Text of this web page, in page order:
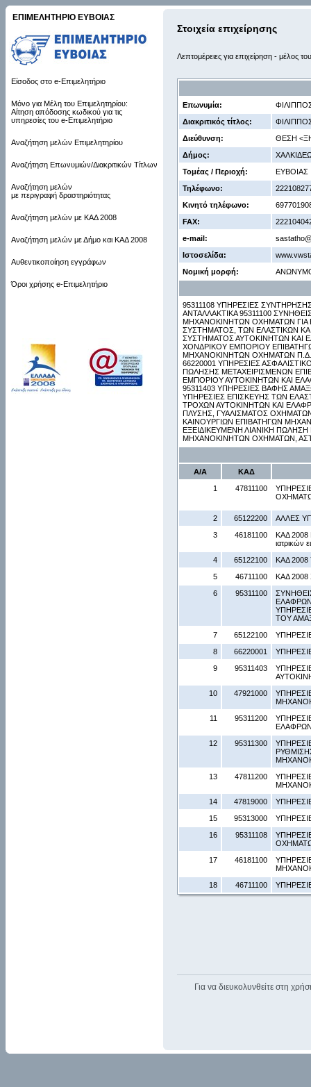
ΕΠΙΜΕΛΗΤΗΡΙΟ ΕΥΒΟΙΑΣ
Είσοδος στο e-Επιμελητήριο
Μόνο για Μέλη του Επιμελητηρίου:
Αίτηση απόδοσης κωδικού για τις
υπηρεσίες του e-Επιμελητήριο
Αναζήτηση μελών Επιμελητηρίου
Αναζήτηση Επωνυμιών/Διακριτικών Τίτλων
Αναζήτηση μελών
με περιγραφή δραστηριότητας
Αναζήτηση μελών με ΚΑΔ 2008
Αναζήτηση μελών με Δήμο και ΚΑΔ 2008
Αυθεντικοποίηση εγγράφων
Όροι χρήσης e-Επιμελητήριο
Στοιχεία επιχείρησης
Λεπτομέρειες για επιχείρηση - μέλος
Επωνυμία:
Διακριτικός τίτλος:
Διεύθυνση:
ΘΕΣΗ
Δήμος:
Τομέας / Περιοχή:
ΕΥΒΟΙΑΣ
Τηλέφωνο:
Κινητό τηλέφωνο:
FAX:
e-mail:
Ιστοσελίδα:
Νομική μορφή:
95311108 ΥΠΗΡΕΣΙΕΣ
ΑΝΤΑΛΛΑΚΤΙΚΑ 95311100
ΜΗΧΑΝΟΚΙΝΗΤΩΝ ΟΧΗΜΑΤΩΝ ΓΙΑ
ΣΥΣΤΗΜΑΤΟΣ, ΤΩΝ ΕΛΑΣΤΙΚΩΝ
ΣΥΣΤΗΜΑΤΟΣ ΑΥΤΟΚΙΝΗΤΩΝ ΚΑΙ
ΧΟΝΔΡΙΚΟΥ ΕΜΠΟΡΙΟΥ
ΜΗΧΑΝΟΚΙΝΗΤΩΝ ΟΧΗΜΑΤΩΝ
66220001 ΥΠΗΡΕΣΙΕΣ
ΠΩΛΗΣΗΣ ΜΕΤΑΧΕΙΡΙΣΜΕΝΩΝ
ΕΜΠΟΡΙΟΥ ΑΥΤΟΚΙΝΗΤΩΝ ΚΑΙ
95311403 ΥΠΗΡΕΣΙΕΣ ΒΑΦΗΣ
ΥΠΗΡΕΣΙΕΣ ΕΠΙΣΚΕΥΗΣ ΤΩΝ
ΤΡΟΧΩΝ ΑΥΤΟΚΙΝΗΤΩΝ ΚΑΙ
ΠΛΥΣΗΣ, ΓΥΑΛΙΣΜΑΤΟΣ ΟΧΗΜΑΤΩΝ
ΚΑΙΝΟΥΡΓΙΩΝ ΕΠΙΒΑΤΗΓΩΝ
ΕΞΕΙΔΙΚΕΥΜΕΝΗ ΛΙΑΝΙΚΗ
ΜΗΧΑΝΟΚΙΝΗΤΩΝ ΟΧΗΜΑΤΩΝ,
Α/Α
ΚΑΔ
1
47811100
2 65122200
ΑΛΛΕΣ
3
46181100
ΚΑΔ 2008
ιατρικών
4
65122100
ΚΑΔ 2008
5
46711100
ΚΑΔ 2008
6
95311100
ΤΟΥ
7
65122100
8
66220001
9
95311403
10
47921000
11
95311200
12
95311300
13
47811200
14
47819000
15
95313000
16
95311108
17
46181100
18
46711100
Για να διευκολυνθείτε στη